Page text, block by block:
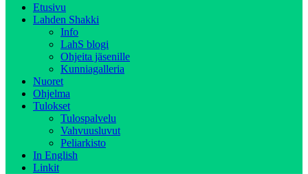
Etusivu
Lahden Shakki
Info
LahS blogi
Ohjeita jäsenille
Kunniagalleria
Nuoret
Ohjelma
Tulokset
Tulospalvelu
Vahvuusluvut
Peliarkisto
In English
Linkit